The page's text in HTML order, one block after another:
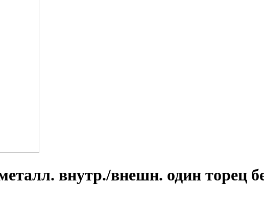
внутр./внешн. один торец